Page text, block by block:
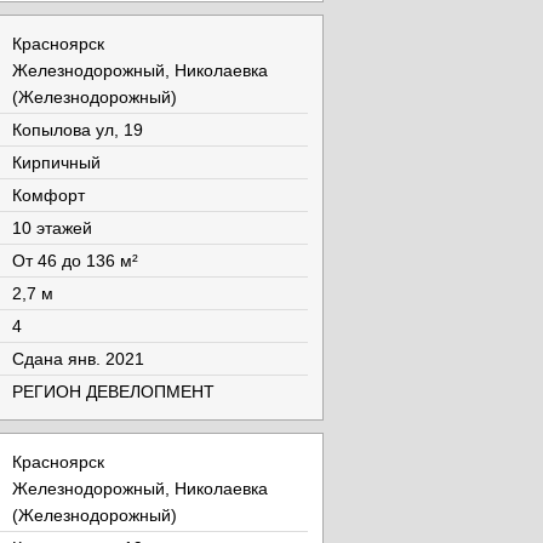
Красноярск
Железнодорожный, Николаевка
(Железнодорожный)
Копылова ул, 19
Кирпичный
Комфорт
10 этажей
От 46 до 136 м²
2,7 м
4
Cдана янв. 2021
РЕГИОН ДЕВЕЛОПМЕНТ
Красноярск
Железнодорожный, Николаевка
(Железнодорожный)